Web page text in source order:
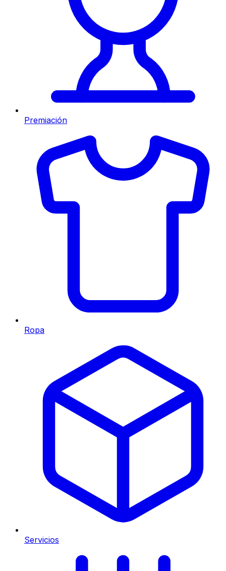
Premiación
Ropa
Servicios